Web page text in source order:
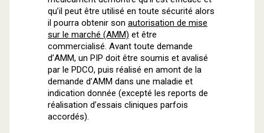
qu’il peut être utilisé en toute sécurité alors
il pourra obtenir son autorisation de mise
sur le marché (AMM) et être
commercialisé. Avant toute demande
d’AMM, un PIP doit être soumis et avalisé
par le PDCO, puis réalisé en amont de la
demande d’AMM dans une maladie et
indication donnée (excepté les reports de
réalisation d’essais cliniques parfois
accordés).